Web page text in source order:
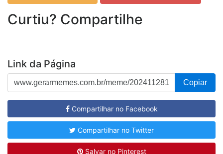
Curtiu? Compartilhe
Link da Página
Copiar
Compartilhar no Facebook
Compartilhar no Twitter
Salvar no Pinterest